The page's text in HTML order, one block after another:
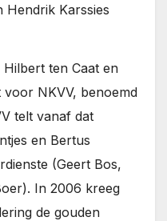
Hendrik Karssies
ten Caat en
NKVV, benoemd
telt vanaf dat
en Bertus
(Geert Bos,
In 2006 kreeg
de gouden